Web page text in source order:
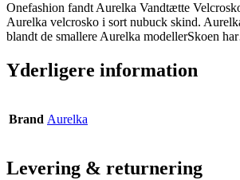
Onefashion fandt Aurelka Vandtætte
Aurelka velcrosko i sort nubuck skind.
blandt de smallere Aurelka modellerSkoen
Yderligere information
Brand Aurelka
Levering & returnering